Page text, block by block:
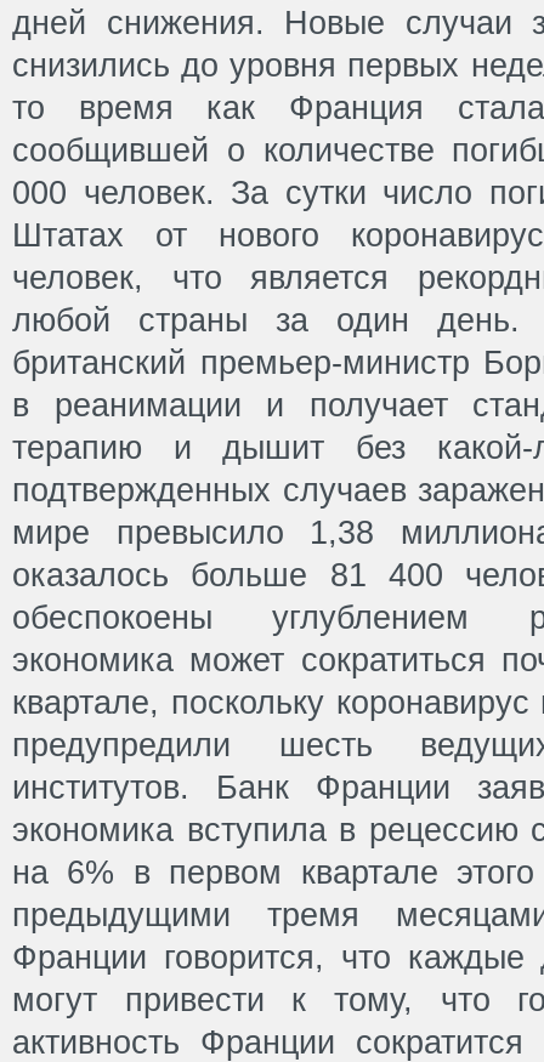
дней снижения. Новые случаи
снизились до уровня первых
то время как Франция стала
сообщившей о количестве
000 человек. За сутки число
Штатах от нового
человек, что является
любой страны за один день.
британский премьер-министр
в реанимации и получает
терапию и дышит без
подтвержденных случаев
мире превысило 1,38
оказалось больше 81 400
обеспокоены углублением
экономика может сократиться
квартале, поскольку
предупредили шесть
институтов. Банк Франции
экономика вступила в
на 6% в первом квартале
предыдущими тремя
Франции говорится, что каждые
могут привести к тому, что
активность Франции